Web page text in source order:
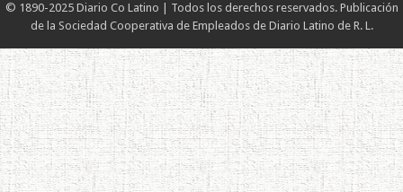
© 1890-2025 Diario Co Latino | Todos los derechos reservados. Publicación
de la Sociedad Cooperativa de Empleados de Diario Latino de R. L.